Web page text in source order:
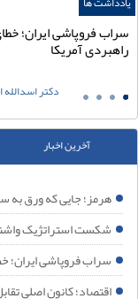
از چه نگرانند؟
کانون اصلی تقابل
جایی که ورق به سود
تا ابد می‌ماند و
دوباره به پایین‌ترین
آمریکا تغییر حکومت
نیویورک تایمز: جنگ
اسرائیل به شکل مستقیم
حمله آمریکا به حشد
فروپاشی ایران؛ خطای
آمریکا
دکتر اسدالله افشار
آخرین اخبار
جایی که ورق به سود
استراتژیک واشنگتن
فروپاشی ایران؛ خطای
کانون اصلی تقابل